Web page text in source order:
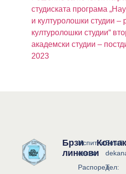
студиската програма
и културолошки студии –
културолошки студии“
академски студии –
2023
Брзи
линкови
Испитни
сесии
Распоред
Email:
Тел: